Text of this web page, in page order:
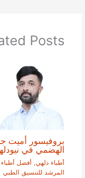
Posts
بروفيسور أميت
الهضمي في
أطباء دلهي, أفضل أطباء
المرشد للتنسيق الطبي